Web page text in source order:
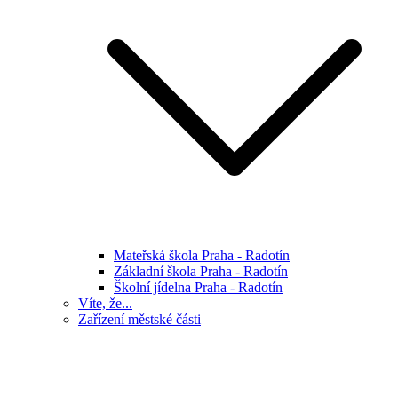
Mateřská škola Praha - Radotín
Základní škola Praha - Radotín
Školní jídelna Praha - Radotín
Víte, že...
Zařízení městské části